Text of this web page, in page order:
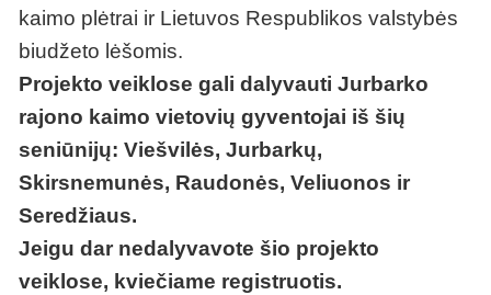
kaimo plėtrai ir Lietuvos Respublikos valstybės
biudžeto lėšomis.
Projekto veiklose gali dalyvauti Jurbarko
rajono kaimo vietovių gyventojai iš šių
seniūnijų: Viešvilės, Jurbarkų,
Skirsnemunės, Raudonės, Veliuonos ir
Seredžiaus.
Jeigu dar nedalyvavote šio projekto
veiklose, kviečiame registruotis.